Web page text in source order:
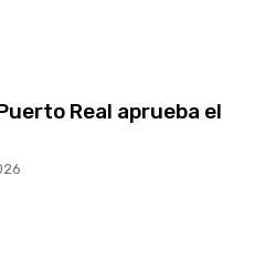
Real aprueba el